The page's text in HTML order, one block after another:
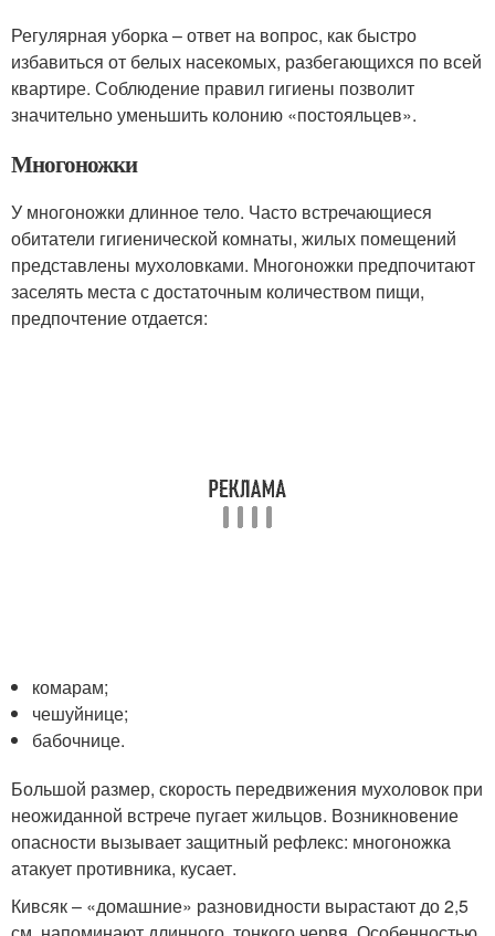
Регулярная уборка – ответ на вопрос, как быстро
избавиться от белых насекомых, разбегающихся по всей
квартире. Соблюдение правил гигиены позволит
значительно уменьшить колонию «постояльцев».
Многоножки
У многоножки длинное тело. Часто встречающиеся
обитатели гигиенической комнаты, жилых помещений
представлены мухоловками. Многоножки предпочитают
заселять места с достаточным количеством пищи,
предпочтение отдается:
комарам;
чешуйнице;
бабочнице.
Большой размер, скорость передвижения мухоловок при
неожиданной встрече пугает жильцов. Возникновение
опасности вызывает защитный рефлекс: многоножка
атакует противника, кусает.
Кивсяк – «домашние» разновидности вырастают до 2,5